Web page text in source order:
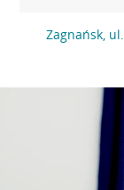
Zagnańsk,